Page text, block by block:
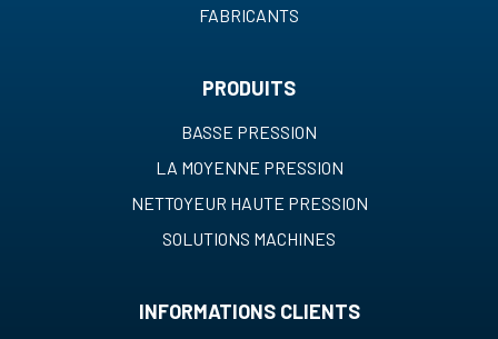
FABRICANTS
PRODUITS
BASSE PRESSION
LA MOYENNE PRESSION
NETTOYEUR HAUTE PRESSION
SOLUTIONS MACHINES
INFORMATIONS CLIENTS